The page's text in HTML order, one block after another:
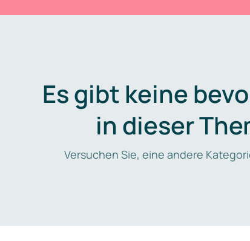
Es gibt keine
in dieser
Versuchen Sie, eine andere